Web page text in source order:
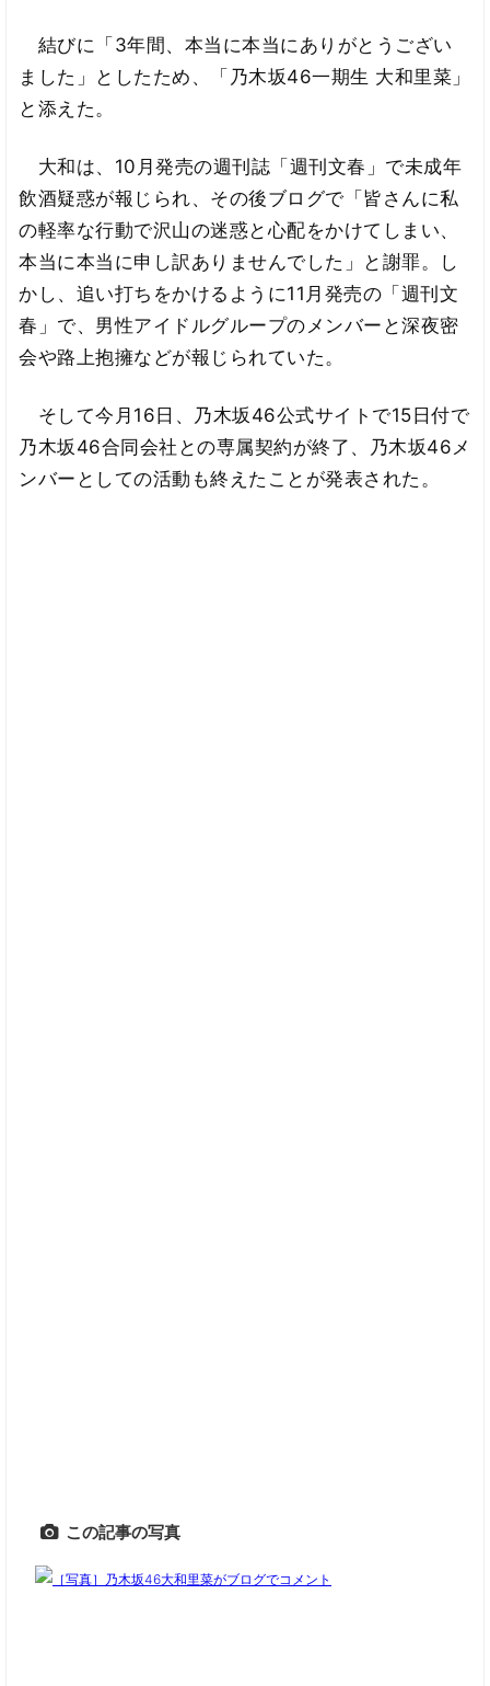
結びに「3年間、本当に本当にありがとうござい
ました」としたため、「乃木坂46一期生 大和里菜」
と添えた。
大和は、10月発売の週刊誌「週刊文春」で未成年
飲酒疑惑が報じられ、その後ブログで「皆さんに私
の軽率な行動で沢山の迷惑と心配をかけてしまい、
本当に本当に申し訳ありませんでした」と謝罪。し
かし、追い打ちをかけるように11月発売の「週刊文
春」で、男性アイドルグループのメンバーと深夜密
会や路上抱擁などが報じられていた。
そして今月16日、乃木坂46公式サイトで15日付で
乃木坂46合同会社との専属契約が終了、乃木坂46メ
ンバーとしての活動も終えたことが発表された。
この記事の写真